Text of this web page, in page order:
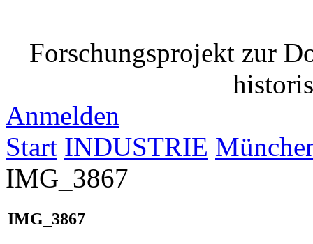
Forschungsprojekt zur
Anmelden
Start INDUSTRIE
IMG_3867
IMG_3867